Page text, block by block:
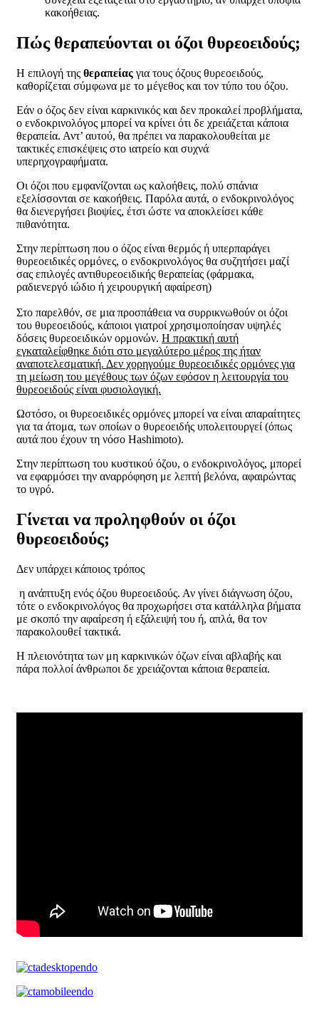
κακοήθειας.
Πώς θεραπεύονται οι όζοι θυρεοειδούς;
H επιλογή της θεραπείας για τους όζους θυρεοειδούς,
καθορίζεται σύμφωνα με το μέγεθος και τον τύπο του όζου.
Εάν ο όζος δεν είναι καρκινικός και δεν προκαλεί προβλήματα,
ο ενδοκρινολόγος μπορεί να κρίνει ότι δε χρειάζεται κάποια
θεραπεία. Αντ’ αυτού, θα πρέπει να παρακολουθείται με
τακτικές επισκέψεις στο ιατρείο και συχνά
υπερηχογραφήματα.
Οι όζοι που εμφανίζονται ως καλοήθεις, πολύ σπάνια
εξελίσσονται σε κακοήθεις. Παρόλα αυτά, ο ενδοκρινολόγος
θα διενεργήσει βιοψίες, έτσι ώστε να αποκλείσει κάθε
πιθανότητα.
Στην περίπτωση που ο όζος είναι θερμός ή υπερπαράγει
θυρεοειδικές ορμόνες, ο ενδοκρινολόγος θα συζητήσει μαζί
σας επιλογές αντιθυρεοειδικής θεραπείας (φάρμακα,
ραδιενεργό ιώδιο ή χειρουργική αφαίρεση)
Στο παρελθόν, σε μια προσπάθεια να συρρικνωθούν οι όζοι
του θυρεοειδούς, κάποιοι γιατροί χρησιμοποίησαν υψηλές
δόσεις θυρεοειδικών ορμονών. Η πρακτική αυτή
εγκαταλείφθηκε διότι στο μεγαλύτερο μέρος της ήταν
αναποτελεσματική. Δεν χορηγούμε θυρεοειδικές ορμόνες για
τη μείωση του μεγέθους των όζων εφόσον η λειτουργία του
θυρεοειδούς είναι φυσιολογική.
Ωστόσο, οι θυρεοειδικές ορμόνες μπορεί να είναι απαραίτητες
για τα άτομα, των οποίων ο θυρεοειδής υπολειτουργεί (όπως
αυτά που έχουν τη νόσο Hashimoto).
Στην περίπτωση του κυστικού όζου, ο ενδοκρινολόγος, μπορεί
να εφαρμόσει την αναρρόφηση με λεπτή βελόνα, αφαιρώντας
το υγρό.
Γίνεται να προληφθούν οι όζοι
θυρεοειδούς;
Δεν υπάρχει κάποιος τρόπος
η ανάπτυξη ενός όζου θυρεοειδούς. Αν γίνει διάγνωση όζου,
τότε ο ενδοκρινολόγος θα προχωρήσει στα κατάλληλα βήματα
με σκοπό την αφαίρεση ή εξάλειψή του ή, απλά, θα τον
παρακολουθεί τακτικά.
Η πλειονότητα των μη καρκινικών όζων είναι αβλαβής και
πάρα πολλοί άνθρωποι δε χρειάζονται κάποια θεραπεία.